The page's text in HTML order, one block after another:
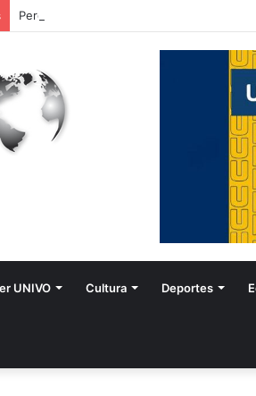
Perquín vivió su Festival de Invierno
UNIVO Cultura Deportes